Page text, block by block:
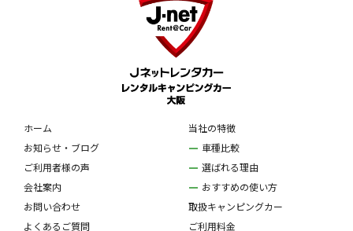
ホーム
お知らせ・ブログ
ご利用者様の声
会社案内
お問い合わせ
よくあるご質問
当社の特徴
車種比較
選ばれる理由
おすすめの使い方
取扱キャンピングカー
ご利用料金